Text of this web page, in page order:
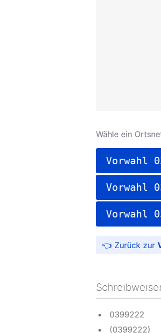
Wähle ein
Vorwahl
Vorwahl
Vorwahl
0399222
(0399222)